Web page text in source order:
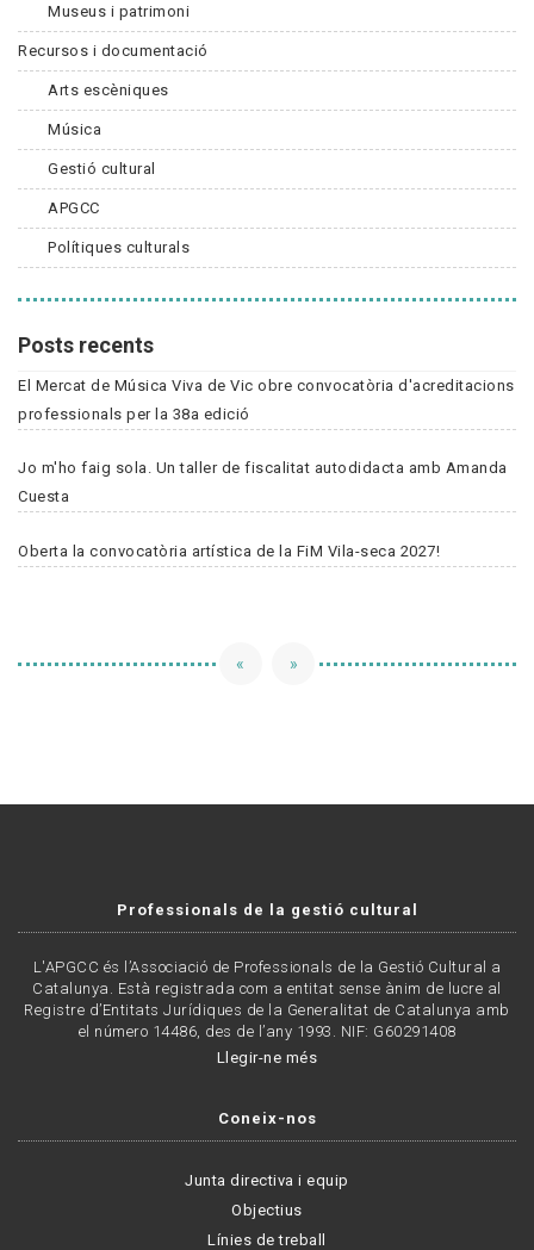
Museus i patrimoni
Recursos i documentació
Arts escèniques
Música
Gestió cultural
APGCC
Polítiques culturals
Posts recents
El Mercat de Música Viva de Vic obre convocatòria d'acreditacions
professionals per la 38a edició
Jo m'ho faig sola. Un taller de fiscalitat autodidacta amb Amanda
Cuesta
Oberta la convocatòria artística de la FiM Vila-seca 2027!
« »
Professionals de la gestió cultural
L'APGCC és l’Associació de Professionals de la Gestió Cultural a
Catalunya. Està registrada com a entitat sense ànim de lucre al
Registre d’Entitats Jurídiques de la Generalitat de Catalunya amb
el número 14486, des de l’any 1993. NIF: G60291408
Llegir-ne més
Coneix-nos
Junta directiva i equip
Objectius
Línies de treball